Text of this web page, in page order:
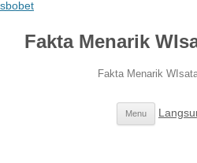
sbobet
Fakta Menarik
Fakta Menarik
Menu